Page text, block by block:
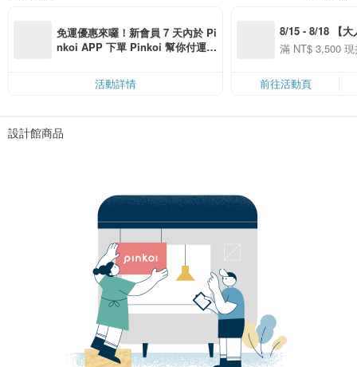
免運優惠來囉！新會員 7 天內於 Pi
nkoi APP 下單 Pinkoi 幫你付運
活動詳情
8/15 - 8/18 【大
季】滿
50
滿 NT$ 3,500
前往活動頁
設計館商品